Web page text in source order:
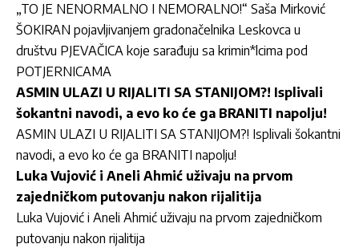
„TO JE NENORMALNO I NEMORALNO!“ Saša Mirković
ŠOKIRAN pojavljivanjem gradonačelnika Leskovca u
društvu PJEVAČICA koje sarađuju sa krimin*lcima pod
POTJERNICAMA
ASMIN ULAZI U RIJALITI SA STANIJOM?! Isplivali
šokantni navodi, a evo ko će ga BRANITI napolju!
ASMIN ULAZI U RIJALITI SA STANIJOM?! Isplivali šokantni
navodi, a evo ko će ga BRANITI napolju!
Luka Vujović i Aneli Ahmić uživaju na prvom
zajedničkom putovanju nakon rijalitija
Luka Vujović i Aneli Ahmić uživaju na prvom zajedničkom
putovanju nakon rijalitija